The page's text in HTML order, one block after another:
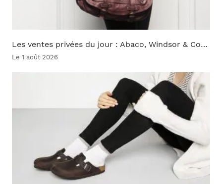
Les ventes privées du jour : Abaco, Windsor & Co…
Le 1 août 2026